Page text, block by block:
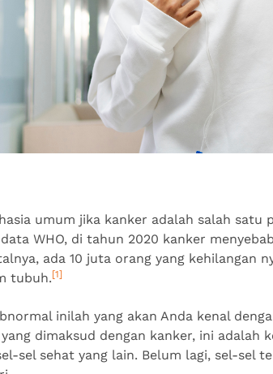
umum jika kanker adalah salah satu
WHO, di tahun 2020 kanker
ada 10 juta orang yang kehilangan
tubuh.[1]
inilah yang akan Anda kenal
dimaksud dengan kanker, ini adalah
sel sehat yang lain. Belum lagi, sel-sel